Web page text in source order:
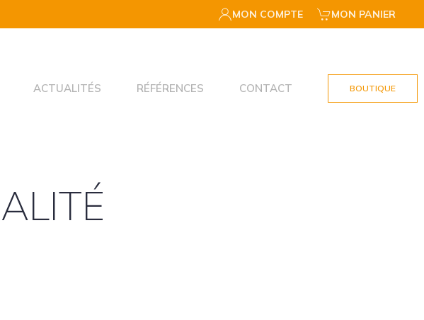
MON COMPTE MON PANIER
ACTUALITÉS RÉFÉRENCES CONTACT BOUTIQUE